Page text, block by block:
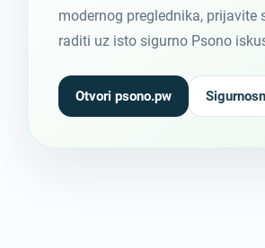
modernog preglednika, prijavite
raditi uz isto sigurno Psono
Otvori psono.pw